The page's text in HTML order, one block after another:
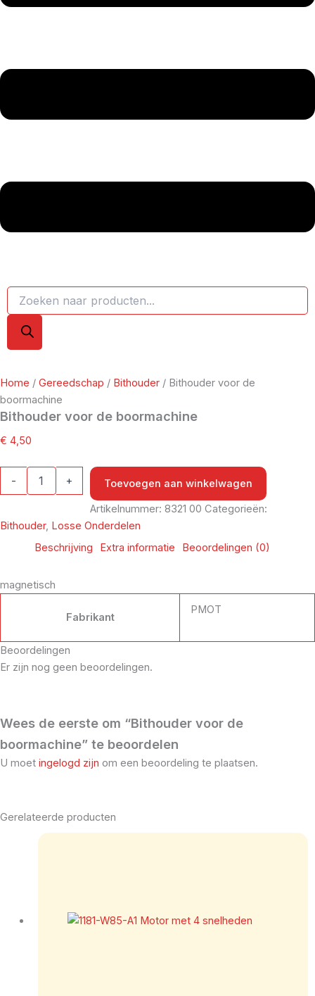
Home / Gereedschap / Bithouder / Bithouder voor de
boormachine
Bithouder voor de boormachine
€ 4,50
- +
Toevoegen aan winkelwagen
Artikelnummer: 8321 00Categorieën:
Bithouder, Losse Onderdelen
Beschrijving
Extra informatie Beoordelingen (0)
magnetisch
Fabrikant
PMOT
Beoordelingen
Er zijn nog geen beoordelingen.
Wees de eerste om “Bithouder voor de
boormachine” te beoordelen
U moet ingelogd zijn om een beoordeling te plaatsen.
Gerelateerde producten